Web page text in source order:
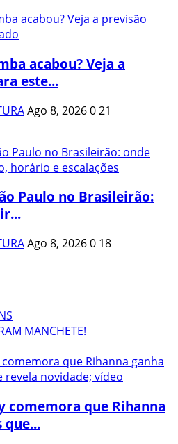
acabou? Veja a
este...
Ago 8, 2026021
Paulo no Brasileirão:
Ago 8, 20260 18
MANCHETE!
comemora que Rihanna
que...